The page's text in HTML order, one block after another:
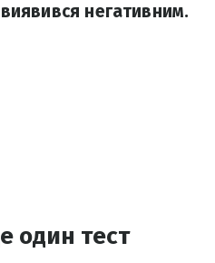
негативним.
один тест